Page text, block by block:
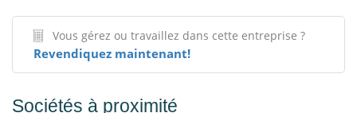
Vous gérez ou travaillez dans cette entreprise ?
Revendiquez maintenant!
Sociétés à proximité